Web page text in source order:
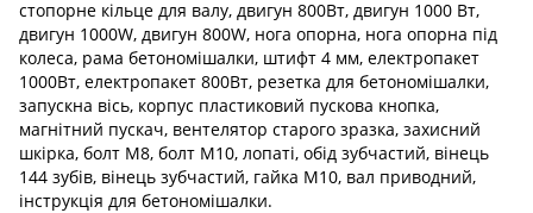
стопорне кільце для валу, двигун 800Вт, двигун 1000 Вт,
двигун 1000W, двигун 800W, нога опорна, нога опорна під
колеса, рама бетономішалки, штифт 4 мм, електропакет
1000Вт, електропакет 800Вт, резетка для бетономішалки,
запускна вісь, корпус пластиковий пускова кнопка,
магнітний пускач, вентелятор старого зразка, захисний
шкірка, болт М8, болт М10, лопаті, обід зубчастий, вінець
144 зубів, вінець зубчастий, гайка М10, вал приводний,
інструкція для бетономішалки.